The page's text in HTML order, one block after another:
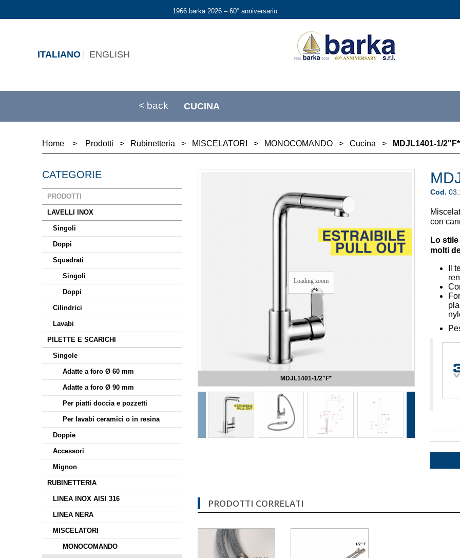
1966 barka 2026 – 60° anniversario
ITALIANO ENGLISH
< back CUCINA
Home > Prodotti > Rubinetteria > MISCELATORI > MONOCOMANDO > Cucina > MDJL1401-1/2"F*
CATEGORIE
PRODOTTI
LAVELLI INOX
Singoli
Doppi
Squadrati
Singoli
Doppi
Cilindrici
Lavabi
PILETTE E SCARICHI
Singole
Adatte a foro Ø 60 mm
Adatte a foro Ø 90 mm
Per piatti doccia e pozzetti
Per lavabi ceramici o in resina
Doppie
Accessori
Mignon
RUBINETTERIA
LINEA INOX AISI 316
LINEA NERA
MISCELATORI
MONOCOMANDO
MDJL1401-1/2"F*
Loading zoom
Cod.
con
Lo
molti
Il
PRODOTTI CORRELATI